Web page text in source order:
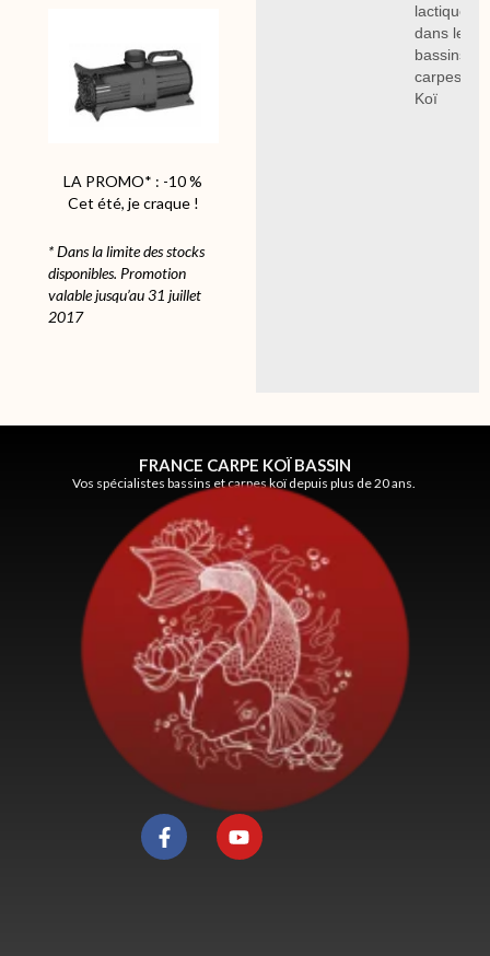
LA PROMO* : -10 %
Cet été, je craque !
* Dans la limite des stocks
disponibles. Promotion
valable jusqu’au 31 juillet
2017
lactique
dans les
bassins à
carpes
Koï
FRANCE CARPE KOÏ BASSIN
Vos spécialistes bassins et carpes koï depuis plus de 20 ans.
F
a
c
Y
o
u